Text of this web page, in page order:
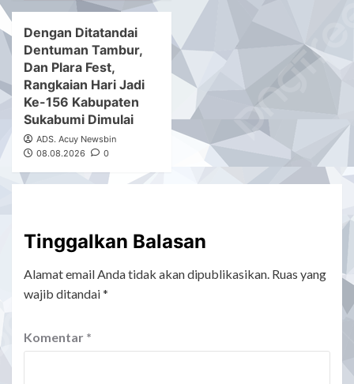
Dengan Ditatandai
Dentuman Tambur,
Dan Plara Fest,
Rangkaian Hari Jadi
Ke-156 Kabupaten
Sukabumi Dimulai
ADS. Acuy Newsbin
08.08.2026
0
Tinggalkan Balasan
Alamat email Anda tidak akan dipublikasikan. Ruas yang
wajib ditandai*
Komentar *